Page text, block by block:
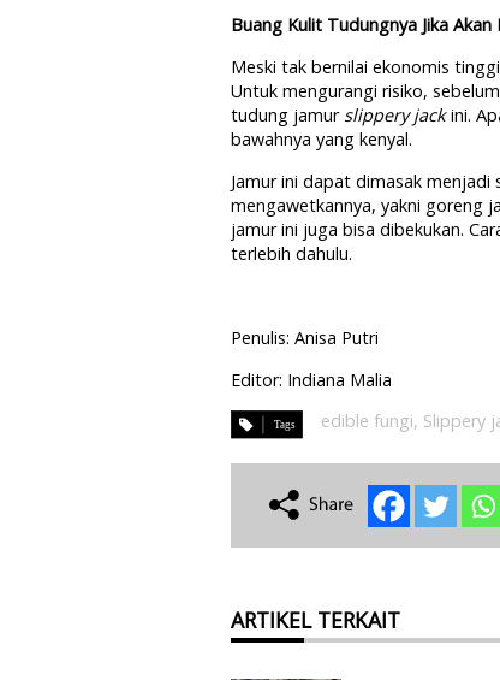
Buang Kulit Tudungnya Jika Akan
Meski tak bernilai ekonomis
Untuk mengurangi risiko,
tudung jamurslippery jackini.
bawahnya yang kenyal.
Jamur ini dapat dimasak
mengawetkannya, yakni goreng
jamur ini juga bisa dibekukan.
terlebih dahulu.
Penulis: Anisa Putri
Editor: Indiana Malia
edible fungi, Slippery
ARTIKEL TERKAIT